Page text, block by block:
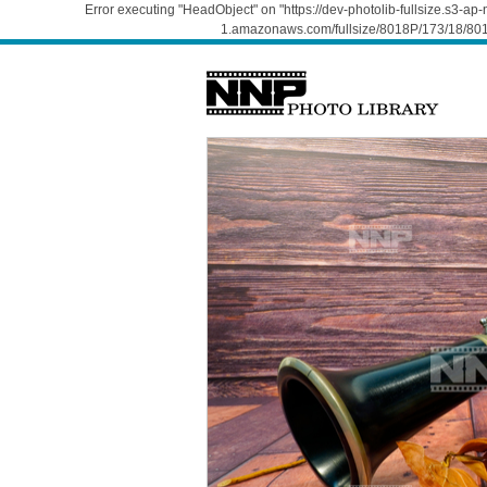
Error executing "HeadObject" on "https://dev-photolib-fullsize.s3-
1.amazonaws.com/fullsize/8018P/173/18/